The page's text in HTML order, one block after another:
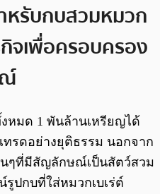
หรับกบสวมหมวก
กิจเพื่อครอบครอง
หมด 1 พันล้านเหรียญได้
ทรดอย่างยุติธรรม นอกจาก
ๆที่มีสัญลักษณ์เป็นสัตว์สวม
ปกบที่ใส่หมวกเบเร่ต์